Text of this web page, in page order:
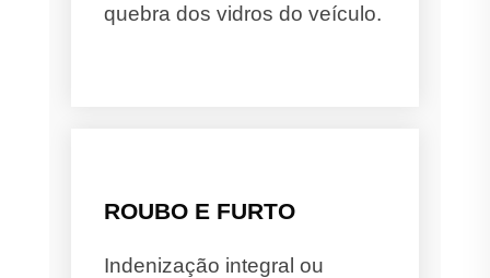
quebra dos vidros do veículo.
ROUBO E FURTO
Indenização integral ou